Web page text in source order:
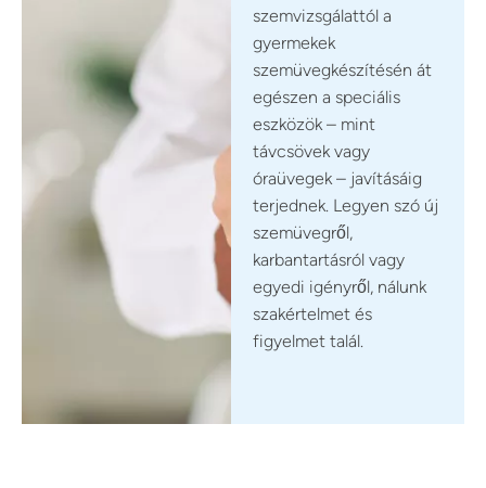
szemvizsgálattól a
gyermekek
szemüvegkészítésén át
egészen a speciális
eszközök – mint
távcsövek vagy
óraüvegek – javításáig
terjednek. Legyen szó új
szemüvegről,
karbantartásról vagy
egyedi igényről, nálunk
szakértelmet és
figyelmet talál.